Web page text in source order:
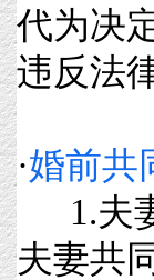
代为决
违反法
·婚前共
1.夫
夫妻共